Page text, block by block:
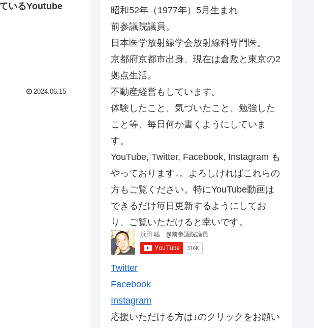
いるYoutube
2024.06.15
昭和52年（1977年）5月生まれ
前参議院議員。
日本医学放射線学会放射線科専門医。
京都府京都市出身、現在は倉敷と東京の2
拠点生活。
不動産経営もしています。
体験したこと、気づいたこと、勉強した
こと等、毎日何か書くようにしていま
す。
YouTube, Twitter, Facebook, Instagram も
やっております↓。よろしければこれらの
方もご覧ください。特にYouTube動画は
できるだけ毎日更新するようにしてお
り、ご覧いただけると幸いです。
Twitter
Facebook
Instagram
応援いただける方は↓のクリックをお願い